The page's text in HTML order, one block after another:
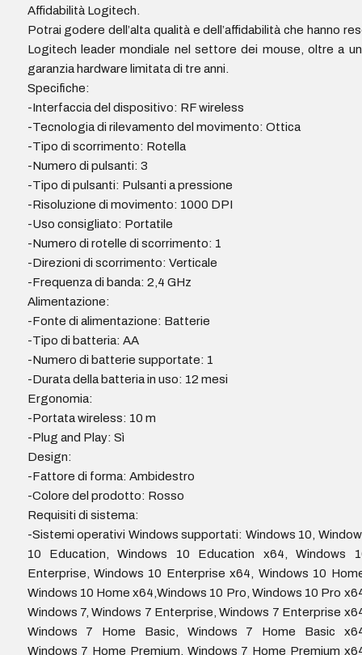
Affidabilità Logitech.
Potrai godere dell’alta qualità e dell’affidabilità che hanno
Logitech leader mondiale nel settore dei mouse, oltre a
garanzia hardware limitata di tre anni.
Specifiche:
-Interfaccia del dispositivo: RF wireless
-Tecnologia di rilevamento del movimento: Ottica
-Tipo di scorrimento: Rotella
-Numero di pulsanti: 3
-Tipo di pulsanti: Pulsanti a pressione
-Risoluzione di movimento: 1000 DPI
-Uso consigliato: Portatile
-Numero di rotelle di scorrimento: 1
-Direzioni di scorrimento: Verticale
-Frequenza di banda: 2,4 GHz
Alimentazione:
-Fonte di alimentazione: Batterie
-Tipo di batteria: AA
-Numero di batterie supportate: 1
-Durata della batteria in uso: 12 mesi
Ergonomia:
-Portata wireless: 10 m
-Plug and Play: Sì
Design:
-Fattore di forma: Ambidestro
-Colore del prodotto: Rosso
Requisiti di sistema:
-Sistemi operativi Windows supportati: Windows 10,
10 Education, Windows 10 Education x64, Windows
Enterprise, Windows 10 Enterprise x64, Windows 10
Windows 10 Home x64,Windows 10 Pro, Windows 10 Pro
Windows 7, Windows 7 Enterprise, Windows 7 Enterprise
Windows 7 Home Basic, Windows 7 Home Basic
Windows 7 Home Premium, Windows 7 Home Premium